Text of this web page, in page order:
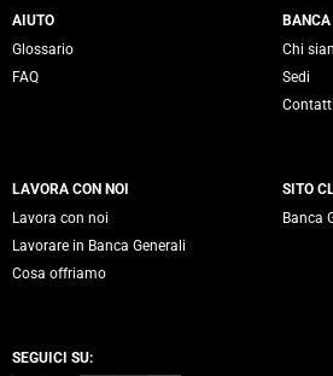
Servizi Banca
AIUTO
Glossario
FAQ
BANCA
Chi
Sedi
Contatti
LAVORA CON NOI
Lavora con noi
Lavorare in Banca Generali
Cosa offriamo
SITO
Banca
SEGUICI SU: